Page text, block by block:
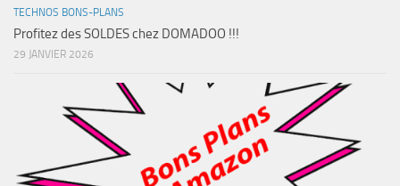
TECHNOS BONS-PLANS
Profitez des SOLDES chez DOMADOO !!!
29 JANVIER 2026